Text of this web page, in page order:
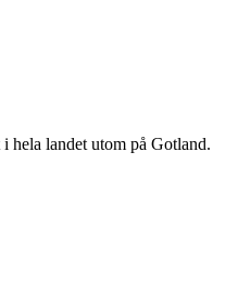
hela landet utom på Gotland.